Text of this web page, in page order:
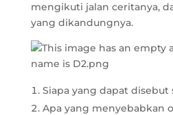
mengikuti jalan ceritanya,
yang dikandungnya.
Siapa yang dapat disebut
Apa yang menyebabkan